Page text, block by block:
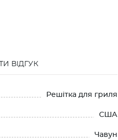
ВІДГУК
Решітка для гриля
США
Чавун